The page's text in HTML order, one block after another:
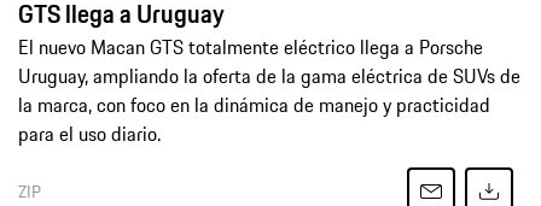
GTS llega a Uruguay
El nuevo Macan GTS totalmente eléctrico llega a Porsche
Uruguay, ampliando la oferta de la gama eléctrica de SUVs de
la marca, con foco en la dinámica de manejo y practicidad
para el uso diario.
ZIP